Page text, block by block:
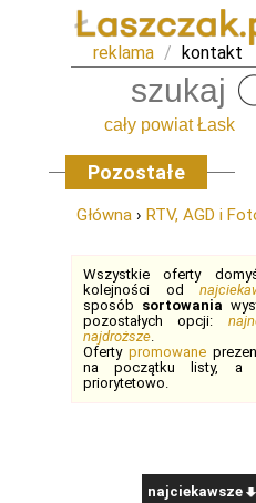
reklama / kontakt
Pozostałe
Główna › RTV, AGD i
Wszystkie oferty
kolejności od
sposób sortowania
pozostałych opcji:
najdroższe.
Oferty promowane
na początku listy, a
priorytetowo.
najciekawsze